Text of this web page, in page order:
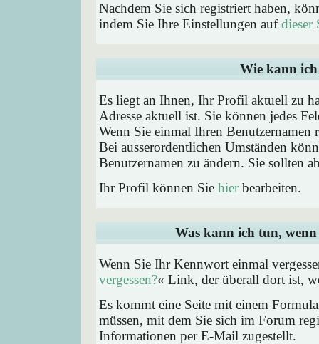
Nachdem Sie sich registriert haben,
indem Sie Ihre Einstellungen aufdieser
Wie kann
Es liegt an Ihnen, Ihr Profil aktuell zu
Adresse aktuell ist. Sie können jedes
Wenn Sie einmal Ihren
Bei ausserordentlichen Umständen
Benutzernamen zu ändern. Sie sollten
Ihr Profil können Sie hierbearbeiten.
Was kann ich tun, wenn
Wenn Sie Ihr Kennwort einmal
vergessen?« Link, der überall dort ist,
Es kommt eine Seite mit einem
müssen, mit dem Sie sich im Forum
Informationen per E-Mail zugestellt.